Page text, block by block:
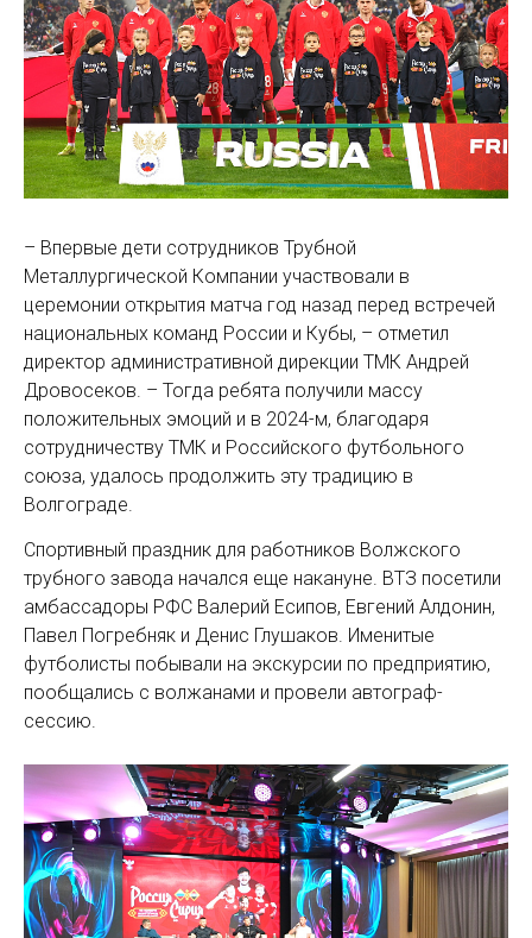
– Впервые дети сотрудников Трубной
Металлургической Компании участвовали в
церемонии открытия матча год назад перед встречей
национальных команд России и Кубы, – отметил
директор административной дирекции ТМК Андрей
Дровосеков. – Тогда ребята получили массу
положительных эмоций и в 2024-м, благодаря
сотрудничеству ТМК и Российского футбольного
союза, удалось продолжить эту традицию в
Волгограде.
Спортивный праздник для работников Волжского
трубного завода начался еще накануне. ВТЗ посетили
амбассадоры РФС Валерий Есипов, Евгений Алдонин,
Павел Погребняк и Денис Глушаков. Именитые
футболисты побывали на экскурсии по предприятию,
пообщались с волжанами и провели автограф-
сессию.